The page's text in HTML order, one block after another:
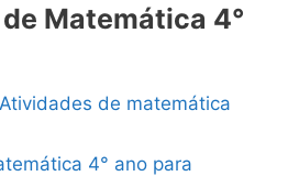
Matemática 4°
Atividades de matemática
4° ano para